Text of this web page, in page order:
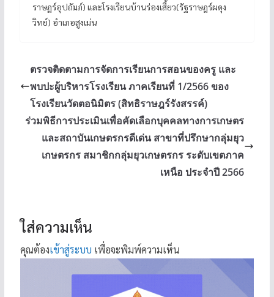
ราษฏร์อุปถัมภ์) และโรงเรียนบ้านร่องเสี้ยว(รัฐราษฎร์ผดุง
วิทย์) อำเภอสูงเม่น
ตรวจติดตามการจัดการเรียนการสอนของครู และ
พบปะผู้บริหารโรงเรียน ภาคเรียนที่ 1/2566 ของ
โรงเรียนวัดตอนิมิตร (สิทธิราษฎร์รังสรรค์)
ร่วมพิธีการประเมินเพื่อคัดเลือกบุคคลทางการเกษตร
และสถาบันเกษตรกรดีเด่น สาขาที่ปรึกษากลุ่มยุว
เกษตรกร สมาชิกกลุ่มยุวเกษตรกร ระดับเขตภาค
เหนือ ประจำปี 2566
ใส่ความเห็น
คุณต้องเข้าสู่ระบบ เพื่อจะพิมพ์ความเห็น